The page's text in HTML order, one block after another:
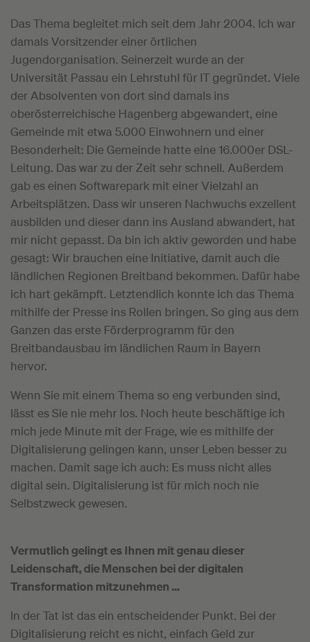
Das Thema begleitet mich seit dem Jahr 2004. Ich war
damals Vorsitzender einer örtlichen
Jugendorganisation. Seinerzeit wurde an der
Universität Passau ein Lehrstuhl für IT gegründet. Viele
der Absolventen von dort sind damals ins
oberösterreichische Hagenberg abgewandert, eine
Gemeinde mit etwa 5.000 Einwohnern und einer
Besonderheit: Die Gemeinde hatte eine 16.000er DSL-
Leitung. Das war zu der Zeit sehr schnell. Außerdem
gab es einen Softwarepark mit einer Vielzahl an
Arbeitsplätzen. Dass wir unseren Nachwuchs exzellent
ausbilden und dieser dann ins Ausland abwandert, hat
mir nicht gepasst. Da bin ich aktiv geworden und habe
gesagt: Wir brauchen eine Initiative, damit auch die
ländlichen Regionen Breitband bekommen. Dafür habe
ich hart gekämpft. Letztendlich konnte ich das Thema
mithilfe der Presse ins Rollen bringen. So ging aus dem
Ganzen das erste Förderprogramm für den
Breitbandausbau im ländlichen Raum in Bayern
hervor.
Wenn Sie mit einem Thema so eng verbunden sind,
lässt es Sie nie mehr los. Noch heute beschäftige ich
mich jede Minute mit der Frage, wie es mithilfe der
Digitalisierung gelingen kann, unser Leben besser zu
machen. Damit sage ich auch: Es muss nicht alles
digital sein. Digitalisierung ist für mich noch nie
Selbstzweck gewesen.
Vermutlich gelingt es Ihnen mit genau dieser
Leidenschaft, die Menschen bei der digitalen
Transformation mitzunehmen …
In der Tat ist das ein entscheidender Punkt. Bei der
Digitalisierung reicht es nicht, einfach Geld zur